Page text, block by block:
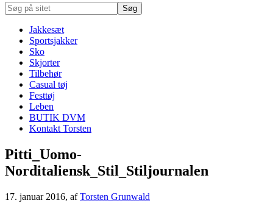
Søg
på
Jakkesæt
Sportsjakker
Sko
Skjorter
Tilbehør
Casual tøj
Festtøj
Leben
BUTIK DVM
Kontakt Torsten
Pitti_Uomo-
Norditaliensk_Stil_Stiljournalen
17. januar 2016, afTorsten Grunwald